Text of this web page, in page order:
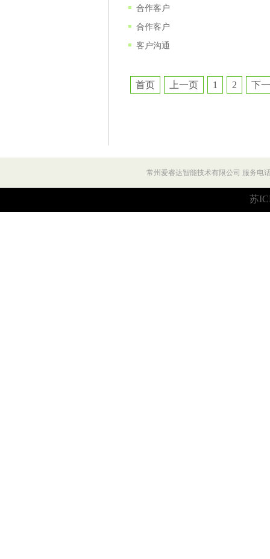
合作客户
合作客户
客户沟通
首页 上一页 1 2 下
常州爱睿达智能技术有限公司 服务电
苏